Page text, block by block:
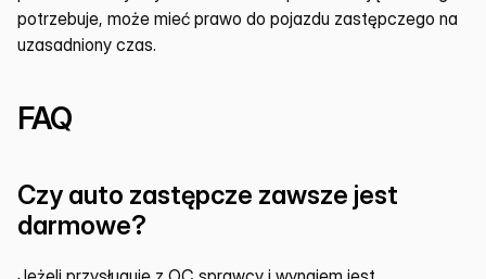
potrzebuje, może mieć prawo do pojazdu zastępczego na
uzasadniony czas.
FAQ
Czy auto zastępcze zawsze jest
darmowe?